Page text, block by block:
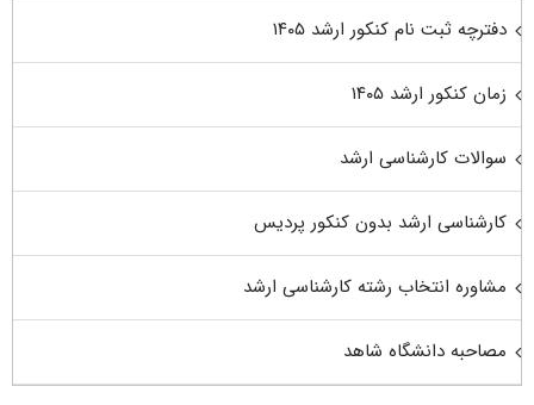
دفترچه ثبت نام کنکور ارشد ۱۴۰۵
زمان کنکور ارشد ۱۴۰۵
سوالات کارشناسی ارشد
کارشناسی ارشد بدون کنکور پردیس
مشاوره انتخاب رشته کارشناسی ارشد
مصاحبه دانشگاه شاهد